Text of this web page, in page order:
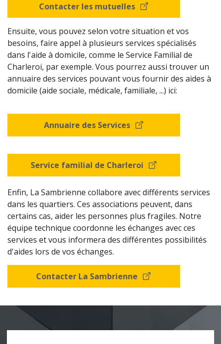
Contacter les mutuelles
Ensuite, vous pouvez selon votre situation et vos
besoins, faire appel à plusieurs services spécialisés
dans l'aide à domicile, comme le Service Familial de
Charleroi, par exemple. Vous pourrez aussi trouver un
annuaire des services pouvant vous fournir des aides à
domicile (aide sociale, médicale, familiale, ...) ici:
Annuaire des Services
Service familial de Charleroi
Enfin, La Sambrienne collabore avec différents services
dans les quartiers. Ces associations peuvent, dans
certains cas, aider les personnes plus fragiles. Notre
équipe technique coordonne les échanges avec ces
services et vous informera des différentes possibilités
d'aides lors de vos échanges.
Contacter La Sambrienne